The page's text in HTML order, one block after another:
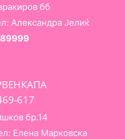
бб
Александра Јелиќ
617
бр.14
Елена Марковска